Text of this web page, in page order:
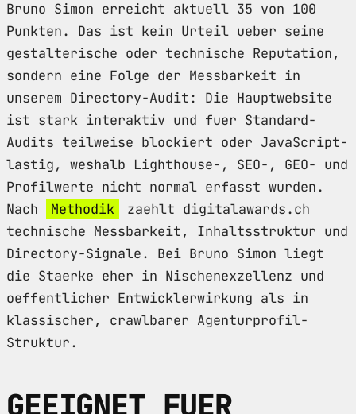
Bruno Simon erreicht aktuell 35 von 100
Punkten. Das ist kein Urteil ueber seine
gestalterische oder technische Reputation,
sondern eine Folge der Messbarkeit in
unserem Directory-Audit: Die Hauptwebsite
ist stark interaktiv und fuer Standard-
Audits teilweise blockiert oder JavaScript-
lastig, weshalb Lighthouse-, SEO-, GEO- und
Profilwerte nicht normal erfasst wurden.
Nach
Methodik
zaehlt digitalawards.ch
technische Messbarkeit, Inhaltsstruktur und
Directory-Signale. Bei Bruno Simon liegt
die Staerke eher in Nischenexzellenz und
oeffentlicher Entwicklerwirkung als in
klassischer, crawlbarer Agenturprofil-
Struktur.
GEEIGNET FUER